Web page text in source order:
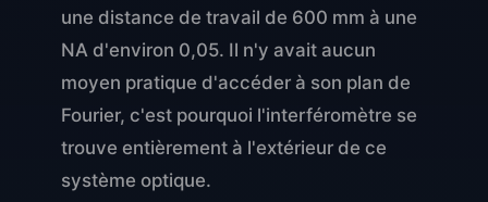
une distance de travail de 600 mm à une
NA d'environ 0,05. Il n'y avait aucun
moyen pratique d'accéder à son plan de
Fourier, c'est pourquoi l'interféromètre se
trouve entièrement à l'extérieur de ce
système optique.